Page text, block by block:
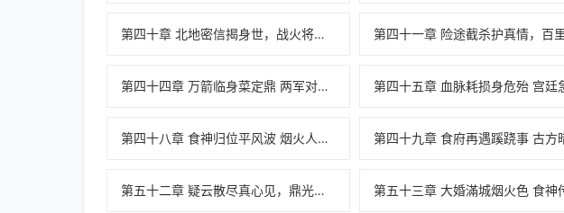
第四十章 北地密信揭身世，战火将起再涉险
第四十四章 万箭临身菜定鼎 两军对垒为红颜
第四十八章 食神归位平风波 烟火人间共余生
第五十二章 疑云散尽真心见，鼎光初现定山河